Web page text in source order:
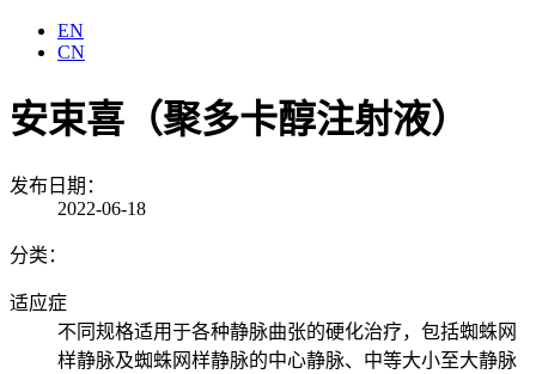
EN
CN
安束喜（聚多卡醇注射液）
发布日期：
2022-06-18
分类：
适应症
不同规格适用于各种静脉曲张的硬化治疗，包括蜘蛛网
样静脉及蜘蛛网样静脉的中心静脉、中等大小至大静脉